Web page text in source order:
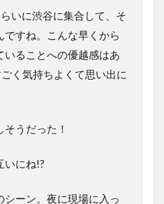
いに渋谷に集合して、そ
ですね。こんな早くから
いることへの優越感はあ
く気持ちよくて思い出に
うだった！
いにね!?
シーン。夜に現場に入っ